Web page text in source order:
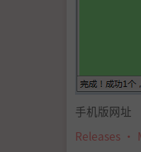
手机版网址
Releases ·